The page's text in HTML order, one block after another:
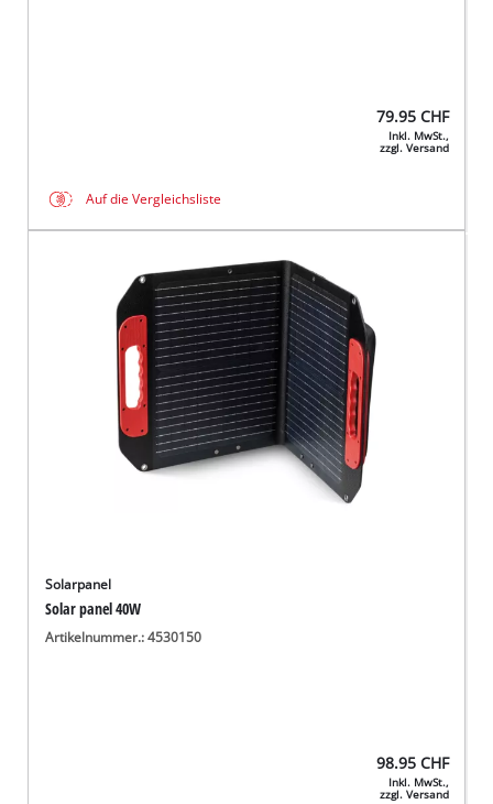
79.95 CHF
Inkl. MwSt.,
zzgl. Versand
Auf die Vergleichsliste
Solarpanel
Solar panel 40W
Artikelnummer.: 4530150
98.95 CHF
Inkl. MwSt.,
zzgl. Versand